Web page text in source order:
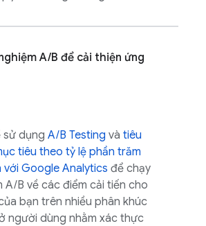
A/B để cải thiện ứng
sử dụng A/B Testing và tiêu
tiêu theo tỷ lệ phần trăm
với Google Analytics để chạy
A/B về các điểm cải tiến cho
bạn trên nhiều phân khúc
người dùng nhằm xác thực